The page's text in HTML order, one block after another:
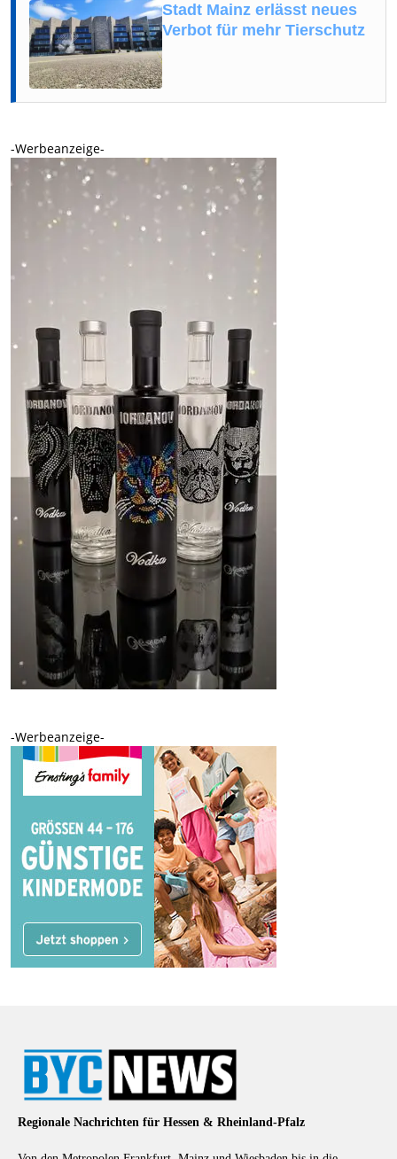
Stadt Mainz erlässt neues
Verbot für mehr Tierschutz
-Werbeanzeige-
-Werbeanzeige-
Regionale Nachrichten für Hessen & Rheinland-Pfalz